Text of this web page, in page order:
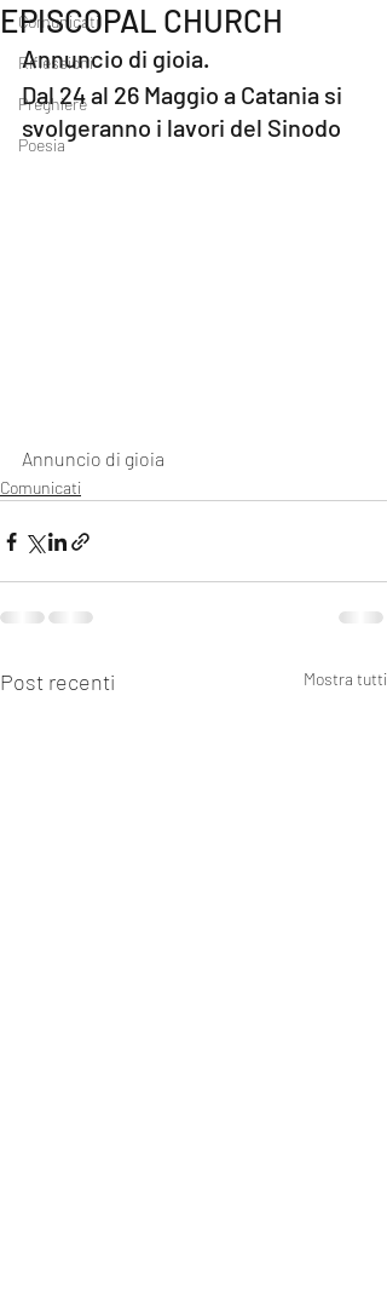
Comunicati
Riflessioni
Preghiere
Poesia
EPISCOPAL CHURCH
Annuncio di gioia.
Dal 24 al 26 Maggio a Catania si
svolgeranno i lavori del Sinodo
Annuncio di gioia
Comunicati
Post recenti Mostra tutti